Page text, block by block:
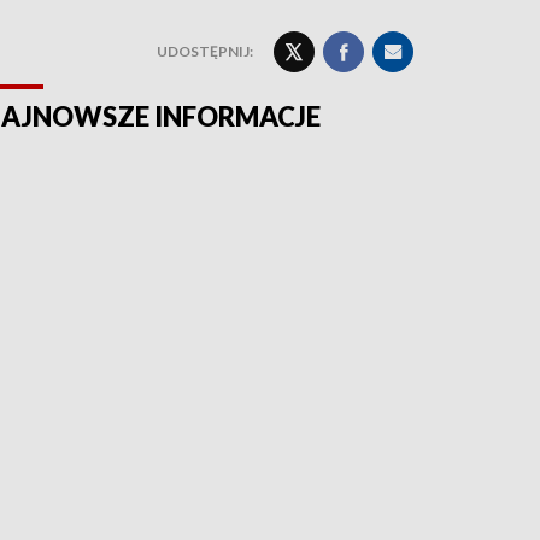
UDOSTĘPNIJ:
INFORMACJE